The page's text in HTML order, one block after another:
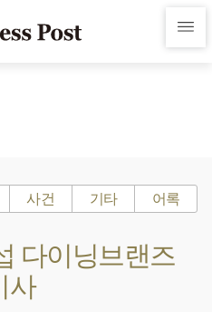
사건 기타 어록
다이닝브랜즈
사